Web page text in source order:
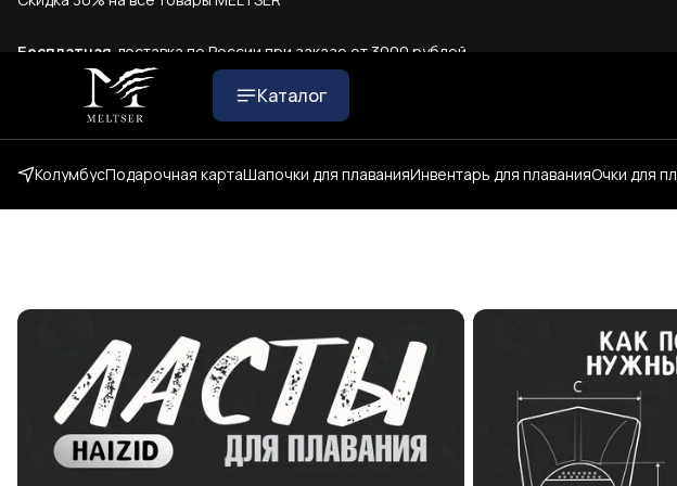
Каталог
КолумбусПодарочная картаШапочки для плаванияИнвентарь для плаванияОчки для